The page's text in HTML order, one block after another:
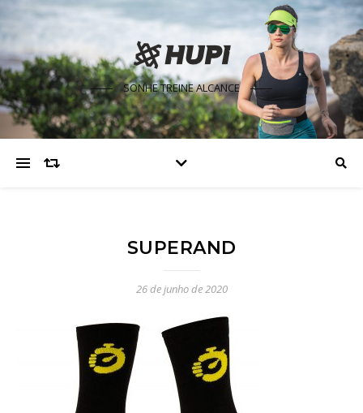
SONHE TREINE ALCANCE
SUPERAND
26 de junho de 2020